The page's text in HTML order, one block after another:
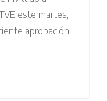
este martes,
aprobación